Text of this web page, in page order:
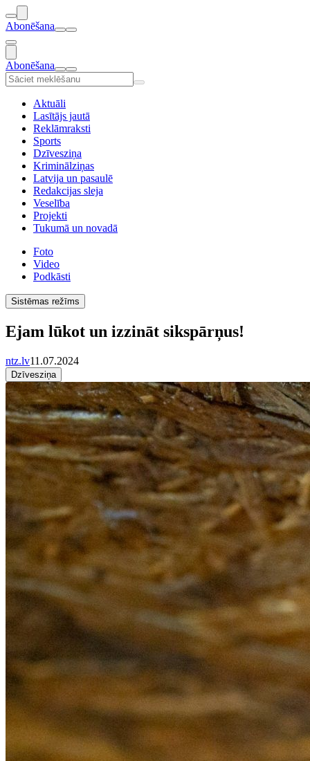
Abonēšana
Abonēšana
Aktuāli
Lasītājs jautā
Reklāmraksti
Sports
Dzīvesziņa
Kriminālziņas
Latvija un pasaulē
Redakcijas sleja
Veselība
Projekti
Tukumā un novadā
Foto
Video
Podkāsti
Sistēmas režīms
Ejam lūkot un izzināt sikspārņus!
ntz.lv11.07.2024
Dzīvesziņa